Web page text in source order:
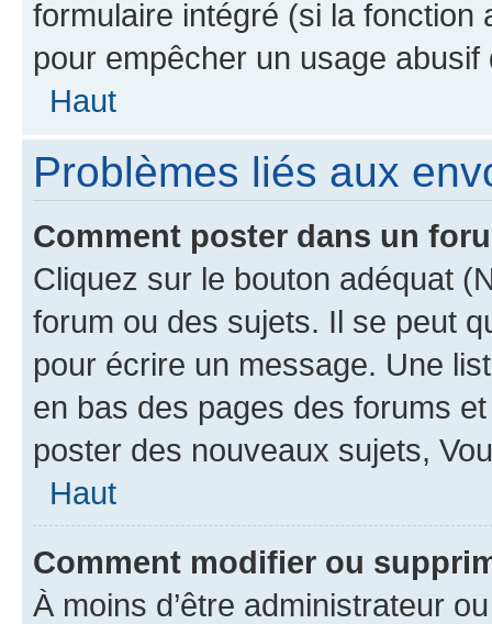
formulaire intégré (si la fonction
pour empêcher un usage
Haut
Problèmes liés aux
Comment poster dans un
Cliquez sur le bouton adéquat
forum ou des sujets. Il se peut
pour écrire un message. Une
en bas des pages des forums
poster des nouveaux sujets,
Haut
Comment modifier ou
À moins d’être administrateur